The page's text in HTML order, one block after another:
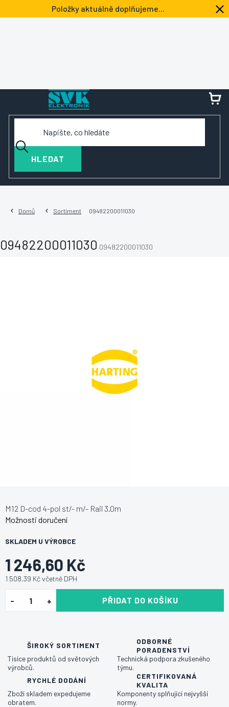
na
Položky aktuálně doplňujeme...
HLEDAT
Domů Sortiment 09482200011030
09482200011030 09482200011030
1 246,60 Kč
1 508,39 Kč včetně DPH
SKLADEM U VÝROBCE
Možnosti doručení
PŘIDAT DO KOŠÍKU
M12 D-cod 4-pol st/- m/- Rail 3.0m
ŠIROKÝ SORTIMENT
Tisíce produktů od světových
výrobců.
ODBORNÉ
PORADENSTVÍ
Technická podpora zkušeného
týmu.
RYCHLÉ DODÁNÍ
Zboží skladem expedujeme
obratem.
CERTIFIKOVANÁ
KVALITA
Komponenty splňující nejvyšší
normy.